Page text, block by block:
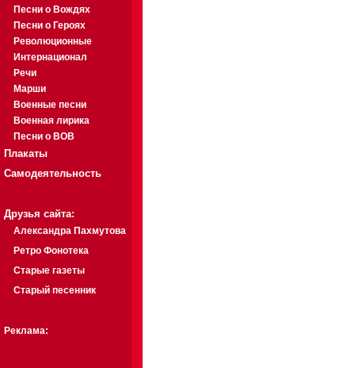
Песни о Вождях
Песни о Героях
Революционные
Интернационал
Речи
Марши
Военные песни
Военная лирика
Песни о ВОВ
Плакаты
Самодеятельность
Друзья сайта:
Александра Пахмутова
Ретро Фонотека
Старые газеты
Старый песенник
Реклама: